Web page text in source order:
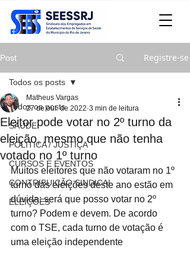
Post Registre-se
Todos os posts
SAÚDE
POLITICA / JUSTIÇA
CURSOS E EVENTOS
CONTRIBUIÇÃO SINDICAL
ELEIÇÕES
Todos os posts
Eleitor pode votar no 2º turno da
eleição, mesmo que não tenha
votado no 1º turno
Matheus Vargas
27 de out. de 2022 3 min de leitura
Muitos eleitores que não votaram no 1º
turno das eleições deste ano estão em
dúvida: será que posso votar no 2º
turno? Podem e devem. De acordo
com o TSE, cada turno de votação é
uma eleição independente